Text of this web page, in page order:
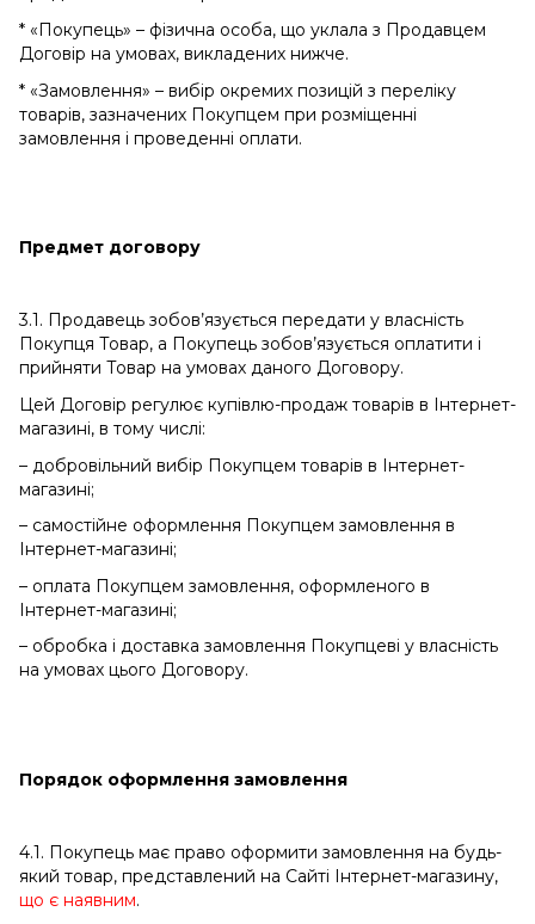
* «Покупець» – фізична особа, що уклала з Продавцем
Договір на умовах, викладених нижче.
* «Замовлення» – вибір окремих позицій з переліку
товарів, зазначених Покупцем при розміщенні
замовлення і проведенні оплати.
Предмет договору
3.1. Продавець зобов’язується передати у власність
Покупця Товар, а Покупець зобов’язується оплатити і
прийняти Товар на умовах даного Договору.
Цей Договір регулює купівлю-продаж товарів в Інтернет-
магазині, в тому числі:
– добровільний вибір Покупцем товарів в Інтернет-
магазині;
– самостійне оформлення Покупцем замовлення в
Інтернет-магазині;
– оплата Покупцем замовлення, оформленого в
Інтернет-магазині;
– обробка і доставка замовлення Покупцеві у власність
на умовах цього Договору.
Порядок оформлення замовлення
4.1. Покупець має право оформити замовлення на будь-
який товар, представлений на Сайті Інтернет-магазину,
що є наявним.